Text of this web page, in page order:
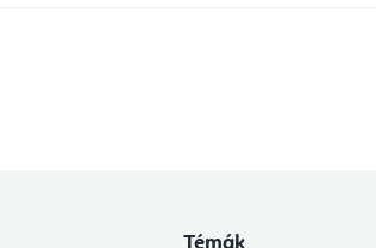
Témák